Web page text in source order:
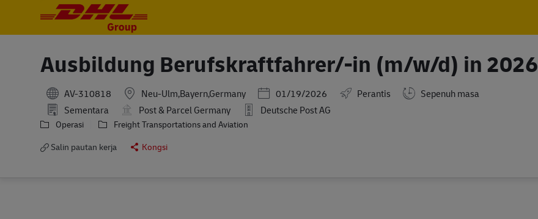
Ausbildung Berufskraftfahrer/-in (m/w/d) in 2026
AV-310818 Neu-Ulm,Bayern,Germany Posted Date
01/19/2026 Perantis
Sepenuh masa
Sementara
Post & Parcel Germany Deutsche Post AG
Operasi
Freight Transportations and Aviation
Salin pautan kerja
Kongsi